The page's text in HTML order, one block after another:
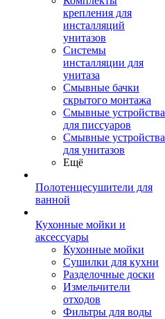
крепления для
инсталляций
унитазов
Системы
инсталляции для
унитаза
Смывные бачки
скрытого монтажа
Смывные устройства
для писсуаров
Смывные устройства
для унитазов
Ещё
Полотенцесушители для
ванной
Кухонные мойки и
аксессуары
Кухонные мойки
Сушилки для кухни
Разделочные доски
Измельчители
отходов
Фильтры для воды